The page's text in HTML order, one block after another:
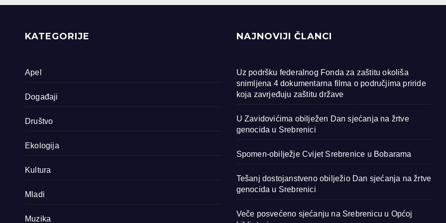
priride koja
države
KATEGORIJE
Apel
Događaji
Društvo
Ekologija
Kultura
Mladi
Muzika
NAJNOVIJI ČLANCI
Uz podršku federalnog Fonda za zaštitu okoliša
snimljena 4 dokumentarna filma o područjima priride
koja zavrjeđuju zaštitu države
U Zavidovićima obilježen Dan sjećanja na žrtve
genocida u Srebrenici
Spomen-obilježje Cvijet Srebrenice u Bobarama
Tešanj dostojanstveno obilježio Dan sjećanja na žrtve
genocida u Srebrenici
Veče posvećeno sjećanju na Srebrenicu u Općoj